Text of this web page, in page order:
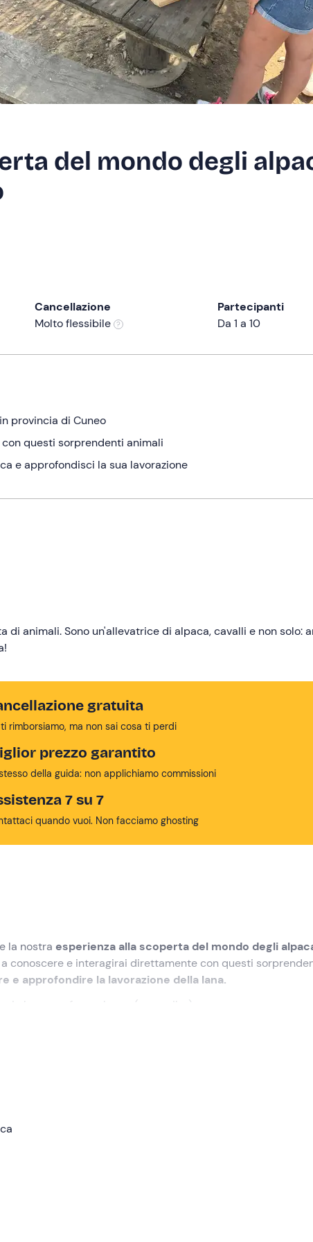
del mondo degli
Cancellazione
Molto flessibile
Partecipanti
Da 1 a 10
provincia di Cuneo
questi sorprendenti animali
e approfondisci la sua lavorazione
di animali. Sono un'allevatrice di alpaca, cavalli e non solo:
gratuita
rimborsiamo, ma non sai cosa ti perdi
prezzo garantito
della guida: non applichiamo commissioni
7 su 7
quando vuoi. Non facciamo ghosting
la nostra esperienza alla scoperta del mondo degli
conoscere e interagirai direttamente con questi
e approfondire la lavorazione della lana.
che verso fa un alpaca (no spoiler).
con un'
fattoria:
prima grezza in un gomitolo di lana. Con la lana di alpaca
di qualità, realizzati a mano (e con tanto cuore) dalla